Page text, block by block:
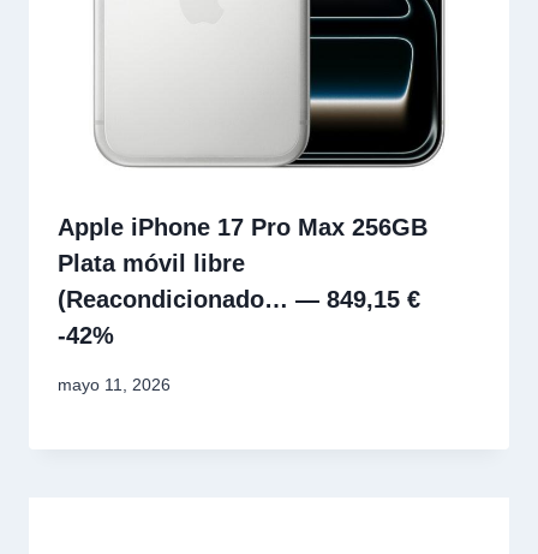
Apple iPhone 17 Pro Max 256GB
Plata móvil libre
(Reacondicionado… — 849,15 €
-42%
mayo 11, 2026